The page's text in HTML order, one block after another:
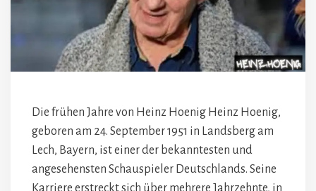
Die frühen Jahre von Heinz Hoenig Heinz Hoenig,
geboren am 24. September 1951 in Landsberg am
Lech, Bayern, ist einer der bekanntesten und
angesehensten Schauspieler Deutschlands. Seine
Karriere erstreckt sich über mehrere Jahrzehnte, in